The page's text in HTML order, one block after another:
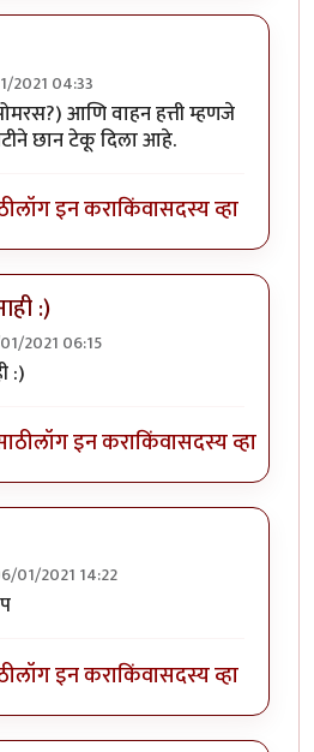
2021 04:33
लक्षणे सुस्पष्टbyप्रचेतस
आणि वाहन हत्ती म्हणजे
छान टेकू दिला आहे.
लॉग इन कराकिंवासदस्य व्हा
:)
2021 06:15
:)
लॉग इन कराकिंवासदस्य व्हा
01/2021 14:22
लक्षणे सुस्पष्ट
लॉग इन कराकिंवासदस्य व्हा